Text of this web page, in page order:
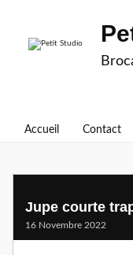
Accueil Contact
Jupe courte
16 Novembre 2022